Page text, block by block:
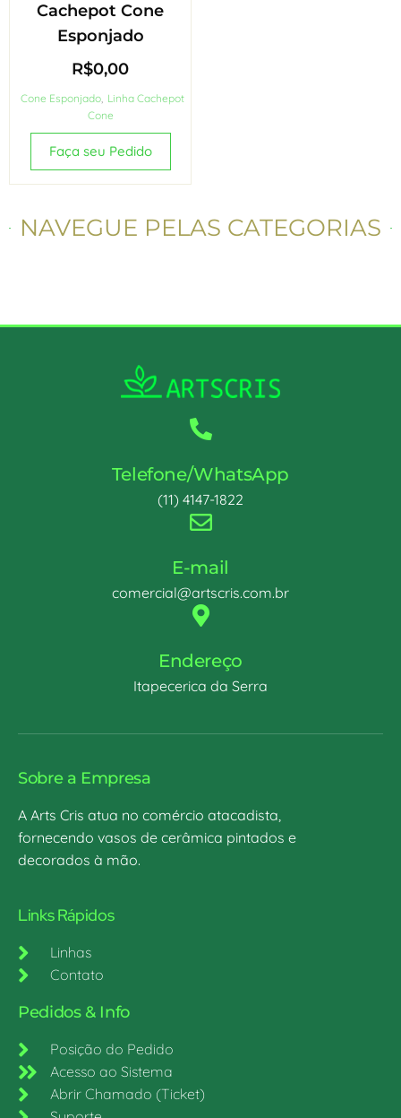
Cachepot Cone
Esponjado
R$0,00
Cone Esponjado, Linha Cachepot
Cone
Faça seu Pedido
NAVEGUE PELAS CATEGORIAS
Telefone/WhatsApp
(11) 4147-1822
E-mail
comercial@artscris.com.br
Endereço
Itapecerica da Serra
Sobre a Empresa
A Arts Cris atua no comércio atacadista,
fornecendo vasos de cerâmica pintados e
decorados à mão.
Links Rápidos
Linhas
Contato
Pedidos & Info
Posição do Pedido
Acesso ao Sistema
Abrir Chamado (Ticket)